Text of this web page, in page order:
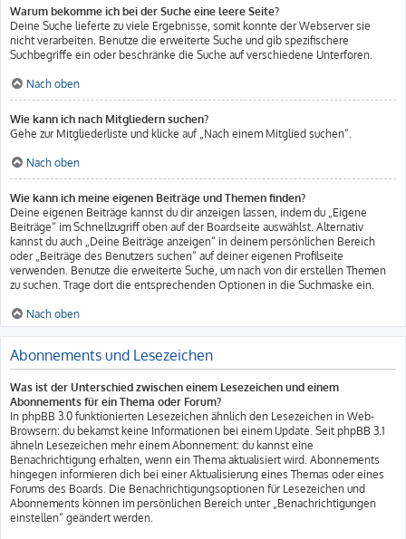
Warum bekomme ich bei der Suche eine leere Seite?
Deine Suche lieferte zu viele Ergebnisse, somit konnte der Webserver sie
nicht verarbeiten. Benutze die erweiterte Suche und gib spezifischere
Suchbegriffe ein oder beschränke die Suche auf verschiedene Unterforen.
Nach oben
Wie kann ich nach Mitgliedern suchen?
Gehe zur Mitgliederliste und klicke auf „Nach einem Mitglied suchen“.
Nach oben
Wie kann ich meine eigenen Beiträge und Themen finden?
Deine eigenen Beiträge kannst du dir anzeigen lassen, indem du „Eigene
Beiträge“ im Schnellzugriff oben auf der Boardseite auswählst. Alternativ
kannst du auch „Deine Beiträge anzeigen“ in deinem persönlichen Bereich
oder „Beiträge des Benutzers suchen“ auf deiner eigenen Profilseite
verwenden. Benutze die erweiterte Suche, um nach von dir erstellen Themen
zu suchen. Trage dort die entsprechenden Optionen in die Suchmaske ein.
Nach oben
Abonnements und Lesezeichen
Was ist der Unterschied zwischen einem Lesezeichen und einem
Abonnements für ein Thema oder Forum?
In phpBB 3.0 funktionierten Lesezeichen ähnlich den Lesezeichen in Web-
Browsern: du bekamst keine Informationen bei einem Update. Seit phpBB 3.1
ähneln Lesezeichen mehr einem Abonnement: du kannst eine
Benachrichtigung erhalten, wenn ein Thema aktualisiert wird. Abonnements
hingegen informieren dich bei einer Aktualisierung eines Themas oder eines
Forums des Boards. Die Benachrichtigungsoptionen für Lesezeichen und
Abonnements können im persönlichen Bereich unter „Benachrichtigungen
einstellen“ geändert werden.